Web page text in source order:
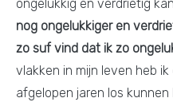
ongelukkig en verdrietig
nog ongelukkiger en
zo suf vind dat ik zo
vlakken in mijn leven heb
afgelopen jaren los